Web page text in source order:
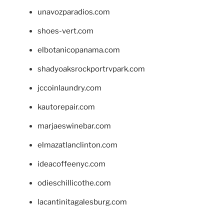
unavozparadios.com
shoes-vert.com
elbotanicopanama.com
shadyoaksrockportrvpark.com
jccoinlaundry.com
kautorepair.com
marjaeswinebar.com
elmazatlanclinton.com
ideacoffeenyc.com
odieschillicothe.com
lacantinitagalesburg.com